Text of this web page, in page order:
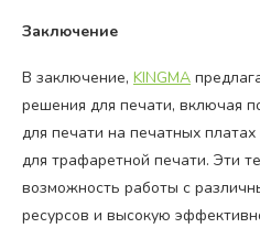
Заключение
В заключение, KINGMA
решения для печати, включая
для печати на печатных
для трафаретной печати. Эти
возможность работы с
ресурсов и высокую